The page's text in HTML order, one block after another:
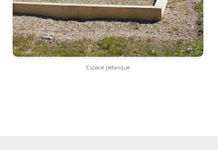
Espace pétanque